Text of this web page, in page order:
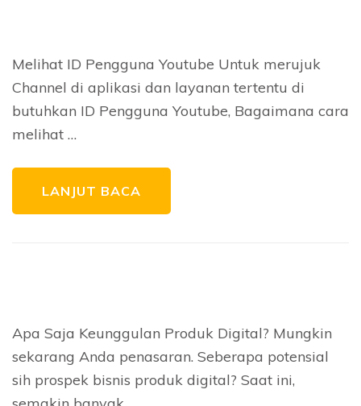
Melihat ID Pengguna Youtube Untuk merujuk
Channel di aplikasi dan layanan tertentu di
butuhkan ID Pengguna Youtube, Bagaimana cara
melihat …
LANJUT BACA
Apa Saja Keunggulan Produk Digital? Mungkin
sekarang Anda penasaran. Seberapa potensial
sih prospek bisnis produk digital? Saat ini,